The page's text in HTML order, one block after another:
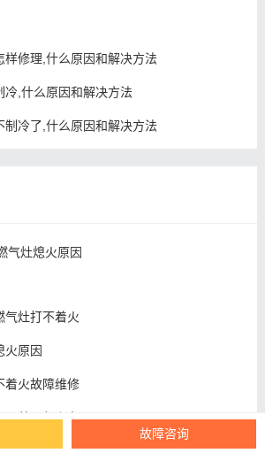
样修理,什么原因和解决方法
冷,什么原因和解决方法
制冷了,什么原因和解决方法
气灶熄火原因
气灶打不着火
火原因
着火故障维修
不着火怎么办
故障咨询